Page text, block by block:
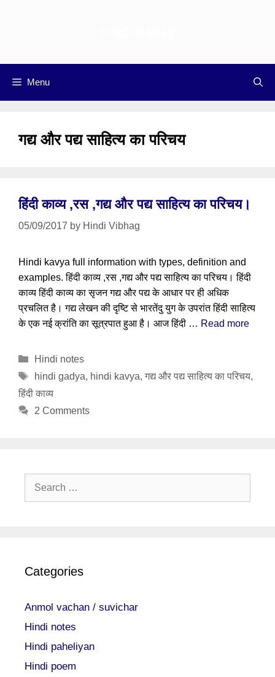
Menu
गद्य और पद्य साहित्य का परिचय
हिंदी काव्य ,रस ,गद्य और पद्य साहित्य का परिचय।
05/09/2017 by Hindi Vibhag
Hindi kavya full information with types, definition and
examples. हिंदी काव्य ,रस ,गद्य और पद्य साहित्य का परिचय। हिंदी
काव्य हिंदी काव्य का सृजन गद्य और पद्य के आधार पर ही अधिक
प्रचलित है। गद्य लेखन की दृष्टि से भारतेंदु युग के उपरांत हिंदी साहित्य
के एक नई क्रांति का सूत्रपात हुआ है। आज हिंदी … Read more
Categories
Hindi notes
Tags
hindi gadya, hindi kavya, गद्य और पद्य साहित्य का परिचय,
हिंदी काव्य
2 Comments
Search
Categories
Anmol vachan / suvichar
Hindi notes
Hindi paheliyan
Hindi poem